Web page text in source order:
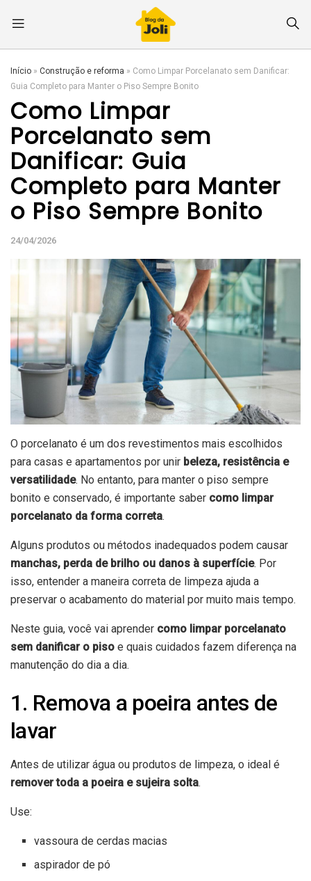
Início » Construção e reforma » Como Limpar Porcelanato sem Danificar:
Guia Completo para Manter o Piso Sempre Bonito
Como Limpar
Porcelanato sem
Danificar: Guia
Completo para Manter
o Piso Sempre Bonito
24/04/2026
O porcelanato é um dos revestimentos mais escolhidos
para casas e apartamentos por unir beleza, resistência e
versatilidade. No entanto, para manter o piso sempre
bonito e conservado, é importante saber como limpar
porcelanato da forma correta.
Alguns produtos ou métodos inadequados podem causar
manchas, perda de brilho ou danos à superfície. Por
isso, entender a maneira correta de limpeza ajuda a
preservar o acabamento do material por muito mais tempo.
Neste guia, você vai aprender como limpar porcelanato
sem danificar o piso e quais cuidados fazem diferença na
manutenção do dia a dia.
1. Remova a poeira antes de
lavar
Antes de utilizar água ou produtos de limpeza, o ideal é
remover toda a poeira e sujeira solta.
Use:
vassoura de cerdas macias
aspirador de pó